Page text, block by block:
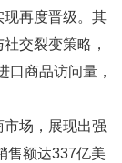
再度晋级。其
交裂变策略，
口商品访问量，
场，展现出强
售额达337亿美